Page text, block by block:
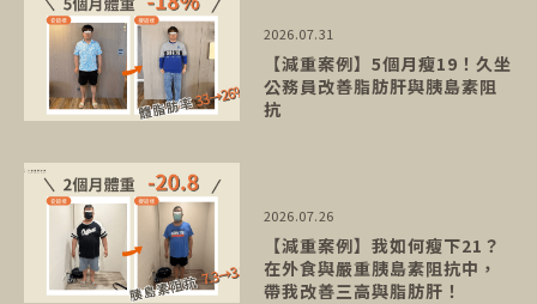
【減重案例】5個月瘦19！久坐
公務員改善脂肪肝與胰島素阻
抗
2026.07.31
【減重案例】我如何瘦下21？
在外食與嚴重胰島素阻抗中，
帶我改善三高與脂肪肝！
2026.07.26